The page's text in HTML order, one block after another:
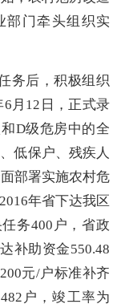
部门牵头组织实
务后，积极组织
6 月 12 日，正式录
D级危房中的全
低保户、残疾人
部署实施农村危
2016年省下达我区
务400 户，省政
补助资金550.48
元/户标准补齐
482 户，竣工率为